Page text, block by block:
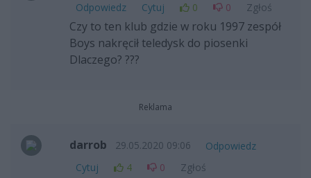
Odpowiedz
Cytuj 0 0 Zgłoś
Czy to ten klub gdzie w roku 1997 zespół
Boys nakręcił teledysk do piosenki
Dlaczego? ???
Reklama
darrob 29.05.2020 09:06
Odpowiedz
Cytuj
4 0 Zgłoś